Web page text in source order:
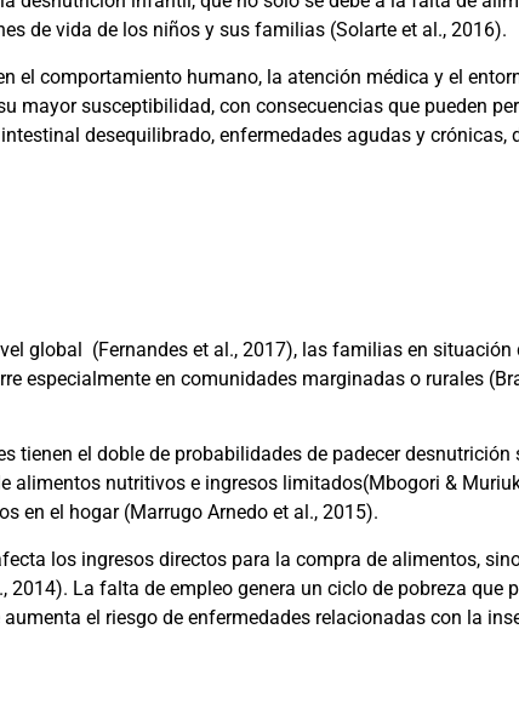
de vida de los niños y sus familias (Solarte et al., 2016).
el comportamiento humano, la atención médica y el
susceptibilidad, con consecuencias que pueden
desequilibrado, enfermedades agudas y crónicas,
global (Fernandes et al., 2017), las familias en situación
especialmente en comunidades marginadas o rurales
tienen el doble de probabilidades de padecer desnutrición
alimentos nutritivos e ingresos limitados(Mbogori &
en el hogar (Marrugo Arnedo et al., 2015).
los ingresos directos para la compra de alimentos,
2014). La falta de empleo genera un ciclo de pobreza que
el riesgo de enfermedades relacionadas con la